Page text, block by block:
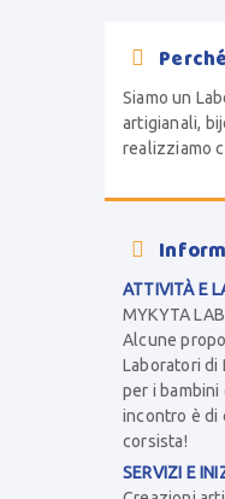

Siamo un
artigianali,
realizziamo

ATTIVITÀ E
MYKYTA
Alcune
Laboratori di
per i bambini
incontro è di
corsista!
SERVIZI E